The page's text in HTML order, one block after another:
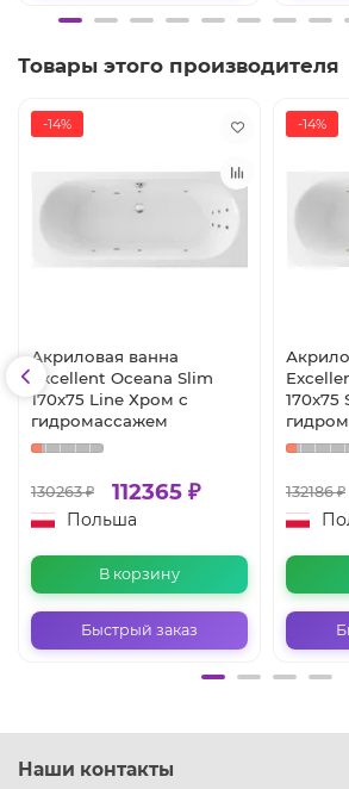
Товары этого производителя
-14%
Акриловая ванна
Excellent Oceana Slim
170x75 Line Хром с
гидромассажем
130263 ₽ 112365 ₽
Польша
В корзину
Быстрый заказ
-14%
170x75
132186 ₽
Наши контакты